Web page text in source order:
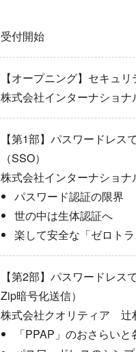
受付開始
【オープニング】セキュ
株式会社インターナショ
【第1部】パスワードレ
（SSO）
株式会社インターナショ
パスワード認証の限界
世の中は生体認証へ
楽して安全な「ゼロトラ
【第2部】パスワードレ
Zip暗号化送信）
株式会社クオリティア 辻
「PPAP」のおさらい